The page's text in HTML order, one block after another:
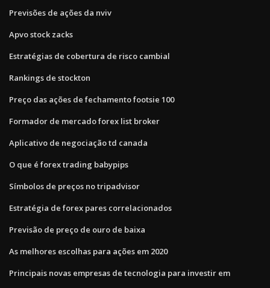
Previsões de ações da nviv
Apvo stock zacks
Estratégias de cobertura de risco cambial
Rankings de stockton
Preço das ações de fechamento footsie 100
Formador de mercado forex list broker
Aplicativo de negociação td canada
O que é forex trading babypips
Símbolos de preços no tripadvisor
Estratégia de forex pares correlacionados
Previsão de preço de ouro de baixa
As melhores escolhas para ações em 2020
Principais novas empresas de tecnologia para investir em